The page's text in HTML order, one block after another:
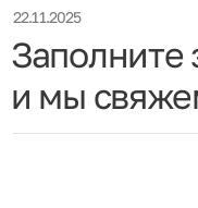
Заполните
и мы
22.11.2025